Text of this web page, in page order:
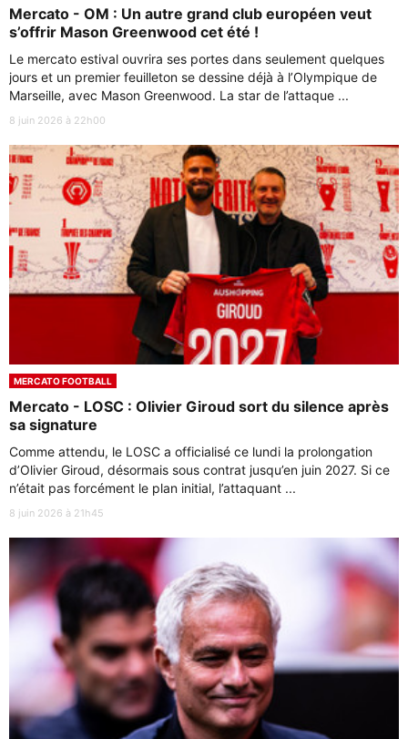
Mercato - OM : Un autre grand club européen veut
s’offrir Mason Greenwood cet été !
Le mercato estival ouvrira ses portes dans seulement quelques
jours et un premier feuilleton se dessine déjà à l’Olympique de
Marseille, avec Mason Greenwood. La star de l’attaque ...
8 juin 2026 à 22h00
MERCATO FOOTBALL
Mercato - LOSC : Olivier Giroud sort du silence après
sa signature
Comme attendu, le LOSC a officialisé ce lundi la prolongation
d’Olivier Giroud, désormais sous contrat jusqu’en juin 2027. Si ce
n’était pas forcément le plan initial, l’attaquant ...
8 juin 2026 à 21h45